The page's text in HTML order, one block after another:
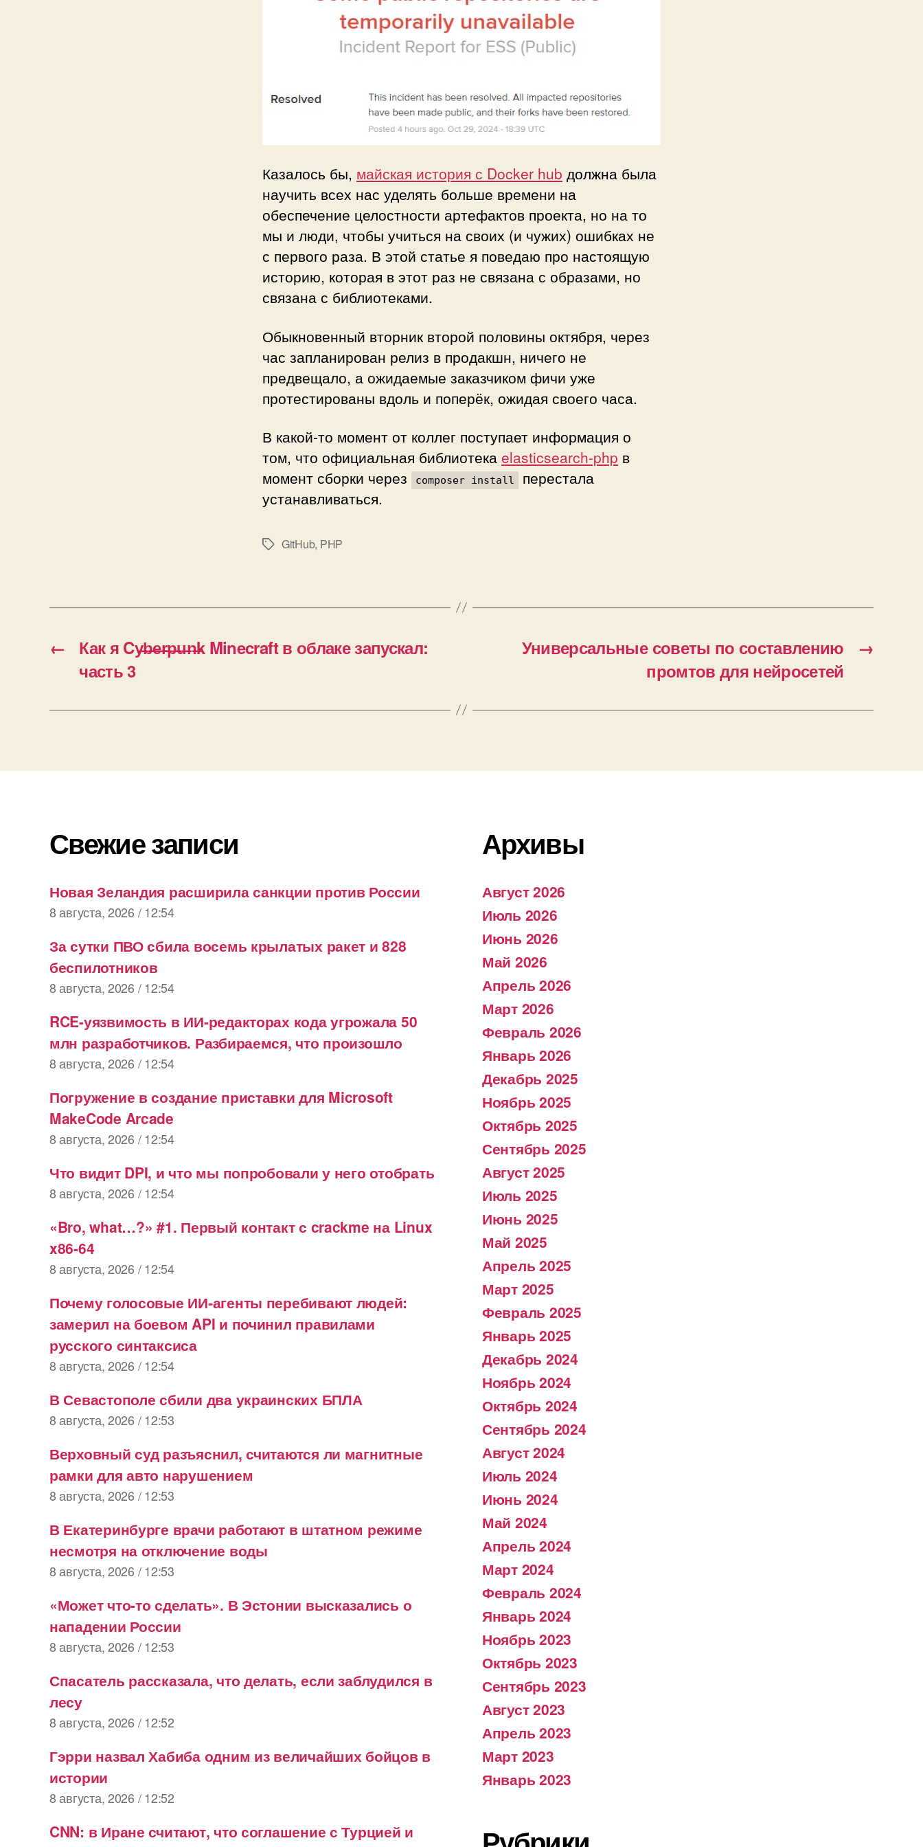
Казалось бы, майская история с Docker hub должна была
научить всех нас уделять больше времени на
обеспечение целостности артефактов проекта, но на то
мы и люди, чтобы учиться на своих (и чужих) ошибках не
с первого раза. В этой статье я поведаю про настоящую
историю, которая в этот раз не связана с образами, но
связана с библиотеками.
Обыкновенный вторник второй половины октября, через
час запланирован релиз в продакшн, ничего не
предвещало, а ожидаемые заказчиком фичи уже
протестированы вдоль и поперёк, ожидая своего часа.
В какой-то момент от коллег поступает информация о
том, что официальная библиотека elasticsearch-php в
момент сборки через
composer install
перестала
устанавливаться.
МеткиGitHub, PHP
←
Как я Cy̶b̶e̶r̶p̶u̶n̶k Minecraft в облаке запускал:
часть 3
→
Универсальные советы по составлению
промтов для нейросетей
Свежие записи
Новая Зеландия расширила санкции против России
8 августа, 2026 / 12:54
За сутки ПВО сбила восемь крылатых ракет и 828
беспилотников
8 августа, 2026 / 12:54
RCE-уязвимость в ИИ-редакторах кода угрожала 50
млн разработчиков. Разбираемся, что произошло
8 августа, 2026 / 12:54
Погружение в создание приставки для Microsoft
MakeCode Arcade
8 августа, 2026 / 12:54
Что видит DPI, и что мы попробовали у него отобрать
8 августа, 2026 / 12:54
«Bro, what…?» #1. Первый контакт с crackme на Linux
x86-64
8 августа, 2026 / 12:54
Почему голосовые ИИ‑агенты перебивают людей:
замерил на боевом API и починил правилами
русского синтаксиса
8 августа, 2026 / 12:54
В Севастополе сбили два украинских БПЛА
8 августа, 2026 / 12:53
Верховный суд разъяснил, считаются ли магнитные
рамки для авто нарушением
8 августа, 2026 / 12:53
В Екатеринбурге врачи работают в штатном режиме
несмотря на отключение воды
8 августа, 2026 / 12:53
«Может что-то сделать». В Эстонии высказались о
нападении России
8 августа, 2026 / 12:53
Спасатель рассказала, что делать, если заблудился в
лесу
8 августа, 2026 / 12:52
Гэрри назвал Хабиба одним из величайших бойцов в
истории
8 августа, 2026 / 12:52
CNN: в Иране считают, что соглашение с Турцией и
Архивы
Август 2026
Июль 2026
Июнь 2026
Май 2026
Апрель 2026
Март 2026
Февраль 2026
Январь 2026
Декабрь 2025
Ноябрь 2025
Октябрь 2025
Сентябрь 2025
Август 2025
Июль 2025
Июнь 2025
Май 2025
Апрель 2025
Март 2025
Февраль 2025
Январь 2025
Декабрь 2024
Ноябрь 2024
Октябрь 2024
Сентябрь 2024
Август 2024
Июль 2024
Июнь 2024
Май 2024
Апрель 2024
Март 2024
Февраль 2024
Январь 2024
Ноябрь 2023
Октябрь 2023
Сентябрь 2023
Август 2023
Апрель 2023
Март 2023
Январь 2023